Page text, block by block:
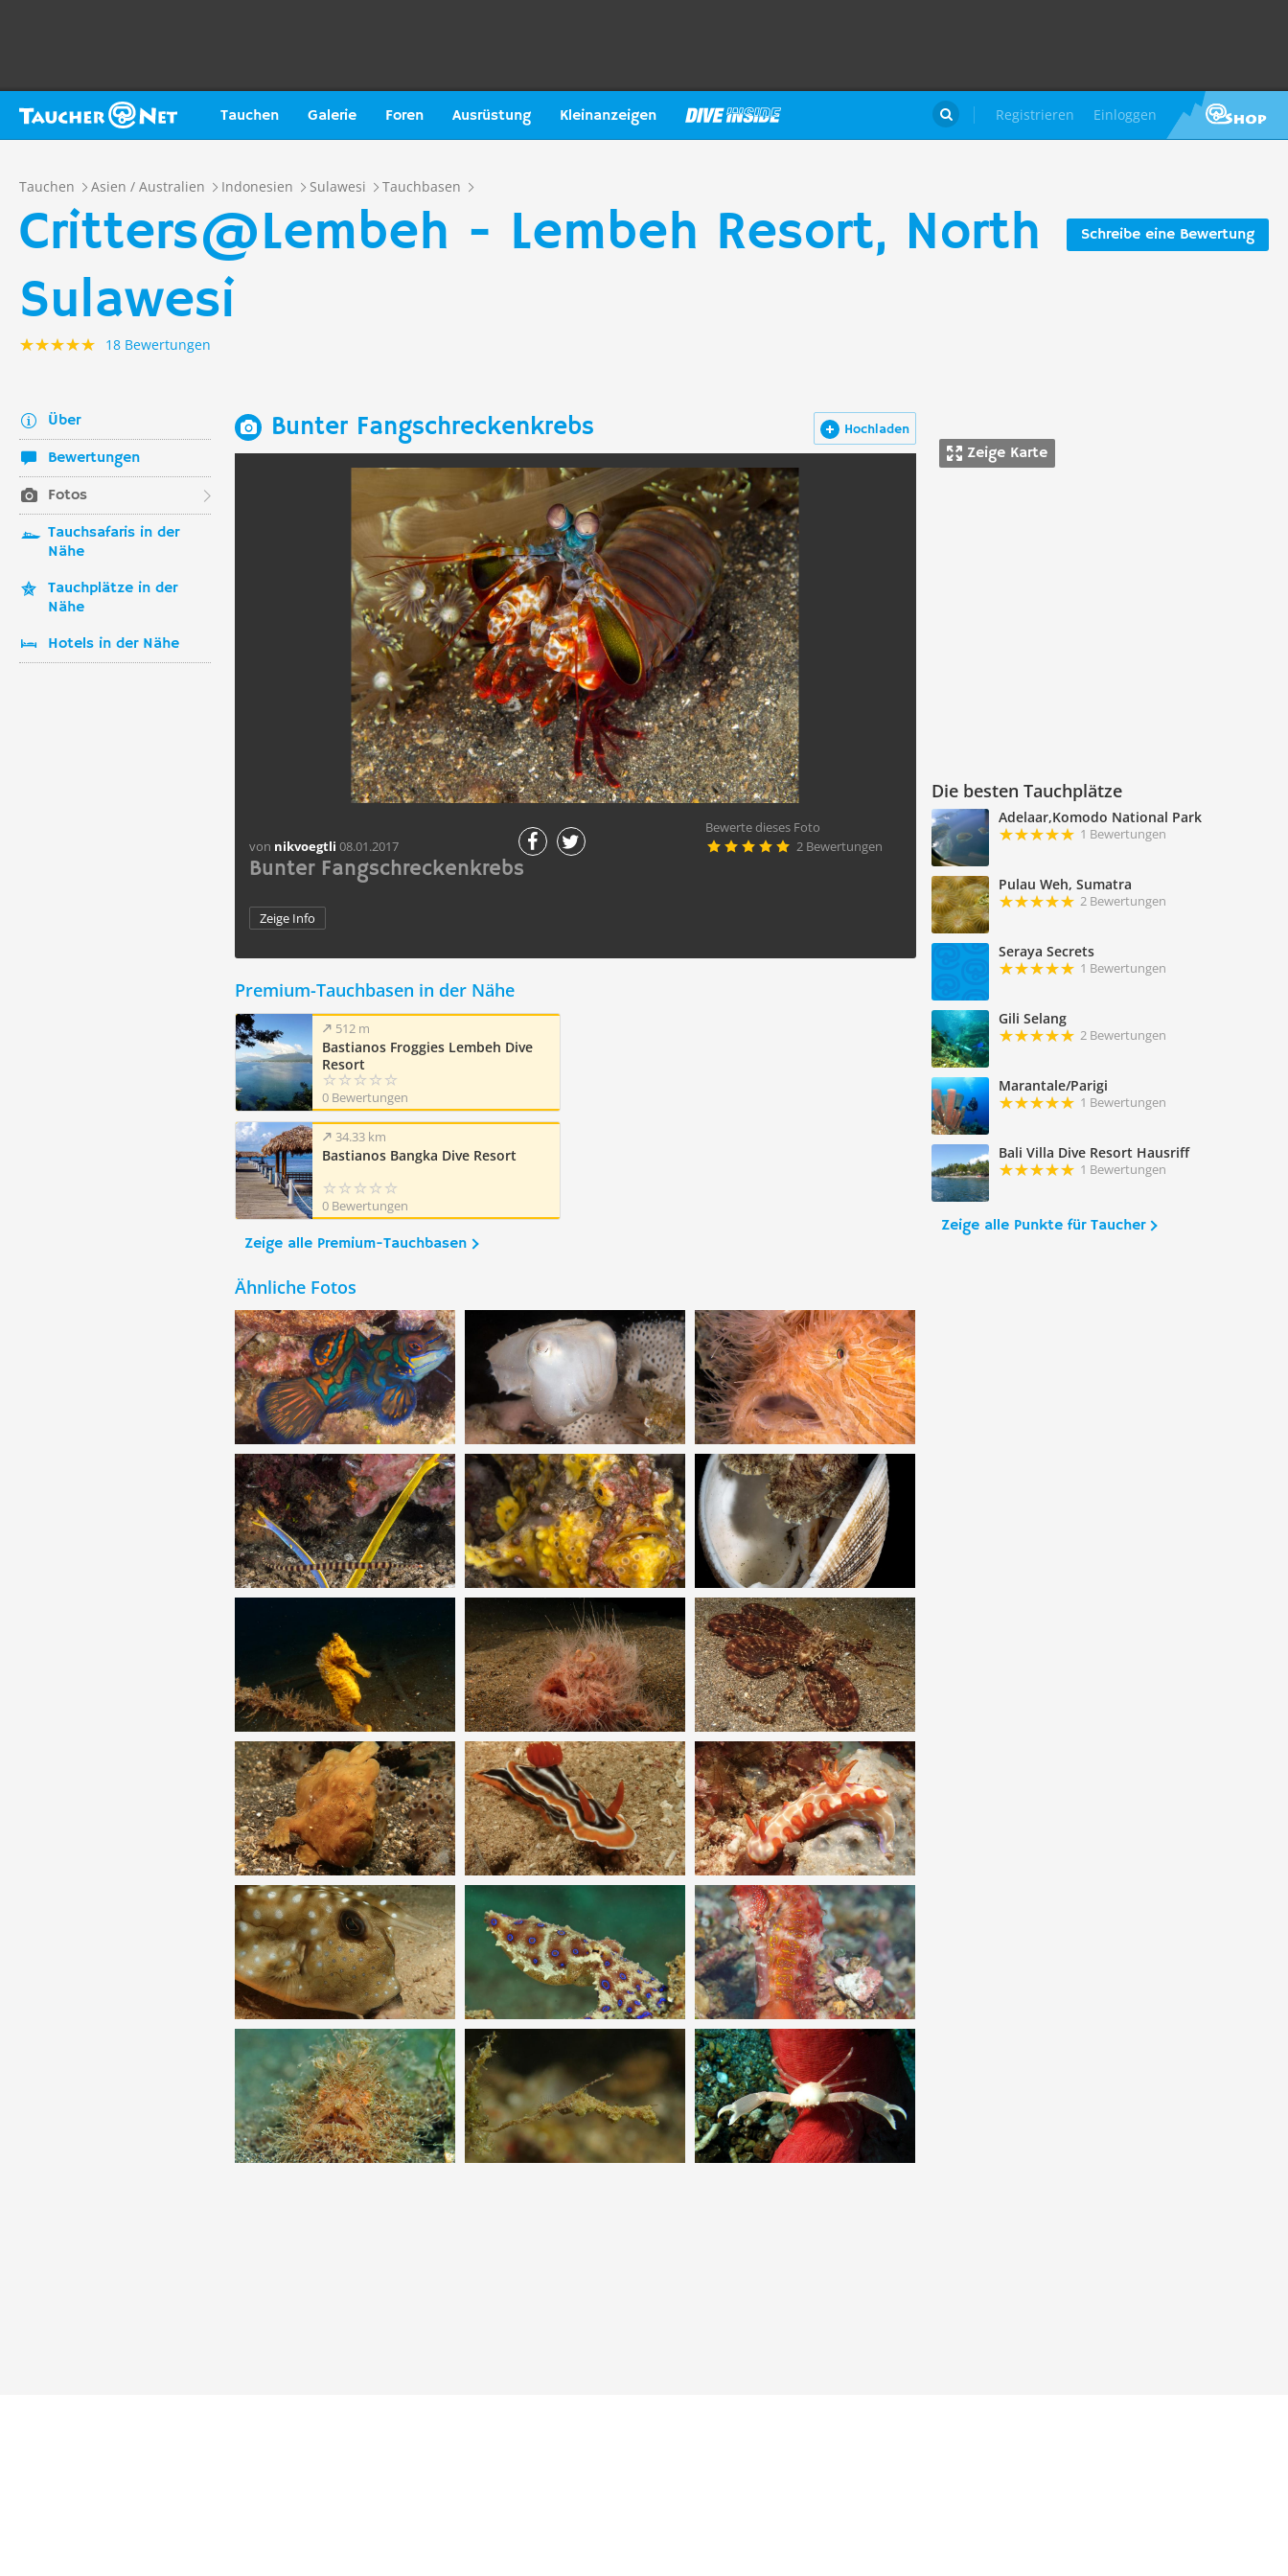
Tauchen Galerie Foren Ausrüstung Kleinanzeigen Registrieren Einloggen

Tauchen Asien / Australien Indonesien Sulawesi Tauchbasen
Schreibe eine Bewertung
Critters@Lembeh - Lembeh Resort, North
Sulawesi
18 Bewertungen
Über
Bewertungen
Fotos
Tauchsafaris in der
Nähe
Tauchplätze in der
Nähe
Hotels in der Nähe
Zeige Karte
Die besten Tauchplätze
Adelaar,Komodo National Park
1 Bewertungen
Pulau Weh, Sumatra
2 Bewertungen
Seraya Secrets
1 Bewertungen
Gili Selang
2 Bewertungen
Marantale/Parigi
1 Bewertungen
Bali Villa Dive Resort Hausriff
1 Bewertungen
Zeige alle Punkte für Taucher
Hochladen
Bunter Fangschreckenkrebs
von nikvoegtli 08.01.2017
Bewerte dieses Foto
     2 Bewertungen
Bunter Fangschreckenkrebs
Zeige Info
Premium-Tauchbasen in der Nähe
512 m
Bastianos Froggies Lembeh Dive
Resort
0 Bewertungen
34.33 km
Bastianos Bangka Dive Resort
0 Bewertungen
Zeige alle Premium-Tauchbasen
Ähnliche Fotos